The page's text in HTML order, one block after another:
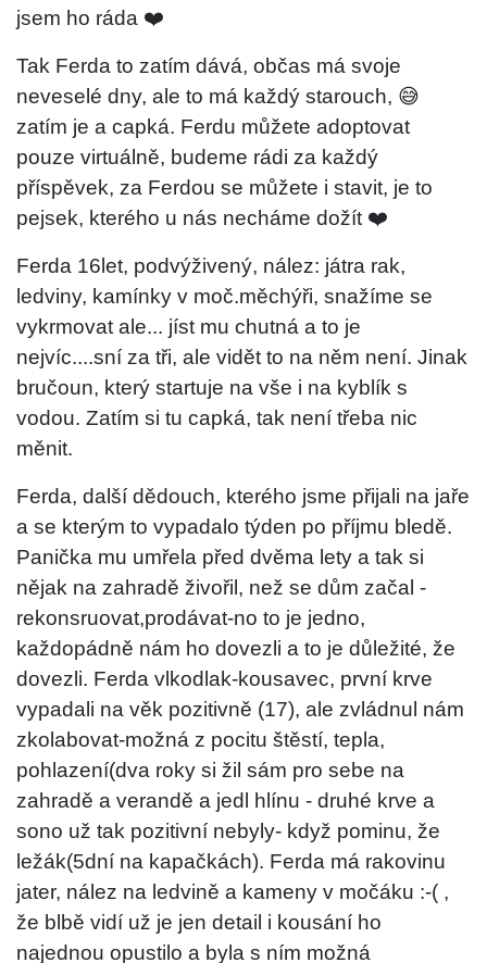
jsem ho ráda ❤️
Tak Ferda to zatím dává, občas má svoje
neveselé dny, ale to má každý starouch, 😅
zatím je a capká. Ferdu můžete adoptovat
pouze virtuálně, budeme rádi za každý
příspěvek, za Ferdou se můžete i stavit, je to
pejsek, kterého u nás necháme dožít ❤️
Ferda 16let, podvýživený, nález: játra rak,
ledviny, kamínky v moč.měchýři, snažíme se
vykrmovat ale... jíst mu chutná a to je
nejvíc....sní za tři, ale vidět to na něm není. Jinak
bručoun, který startuje na vše i na kyblík s
vodou. Zatím si tu capká, tak není třeba nic
měnit.
Ferda, další dědouch, kterého jsme přijali na jaře
a se kterým to vypadalo týden po příjmu bledě.
Panička mu umřela před dvěma lety a tak si
nějak na zahradě živořil, než se dům začal -
rekonsruovat,prodávat-no to je jedno,
každopádně nám ho dovezli a to je důležité, že
dovezli. Ferda vlkodlak-kousavec, první krve
vypadali na věk pozitivně (17), ale zvládnul nám
zkolabovat-možná z pocitu štěstí, tepla,
pohlazení(dva roky si žil sám pro sebe na
zahradě a verandě a jedl hlínu - druhé krve a
sono už tak pozitivní nebyly- když pominu, že
ležák(5dní na kapačkách). Ferda má rakovinu
jater, nález na ledvině a kameny v močáku :-( ,
že blbě vidí už je jen detail i kousání ho
najednou opustilo a byla s ním možná